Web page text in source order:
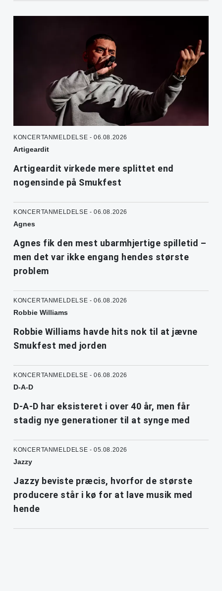
KONCERTANMELDELSE - 06.08.2026
Artigeardit
Artigeardit virkede mere splittet end
nogensinde på Smukfest
KONCERTANMELDELSE - 06.08.2026
Agnes
Agnes fik den mest ubarmhjertige spilletid –
men det var ikke engang hendes største
problem
KONCERTANMELDELSE - 06.08.2026
Robbie Williams
Robbie Williams havde hits nok til at jævne
Smukfest med jorden
KONCERTANMELDELSE - 06.08.2026
D-A-D
D-A-D har eksisteret i over 40 år, men får
stadig nye generationer til at synge med
KONCERTANMELDELSE - 05.08.2026
Jazzy
Jazzy beviste præcis, hvorfor de største
producere står i kø for at lave musik med
hende